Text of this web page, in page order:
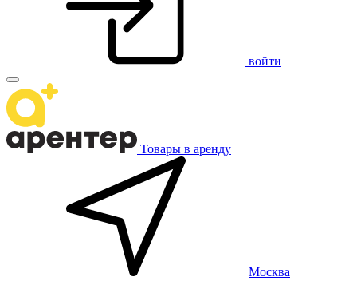
войти
Товары в аренду
Москва